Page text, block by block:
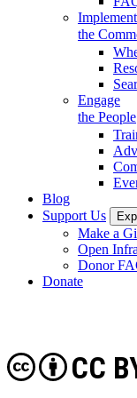
Implement
the
Engage
the People
Blog
Support Us
Make a
Open
Donor
Donate
CC